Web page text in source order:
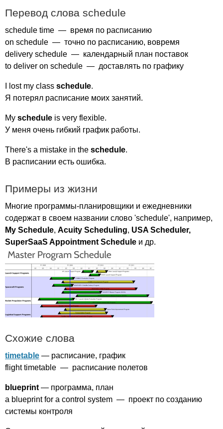
Перевод слова schedule
schedule time — время по расписанию
on schedule — точно по расписанию, вовремя
delivery schedule — календарный план поставок
to deliver on schedule — доставлять по графику
lost my class schedule.
Я потерял расписание моих занятий.
My schedule is very flexible.
У меня очень гибкий график работы.
There's a mistake in the schedule.
В расписании есть ошибка.
Примеры из жизни
Многие программы-планировщики и ежедневники
содержат в своем названии слово 'schedule', например,
My Schedule, Acuity Scheduling, USA Scheduler,
SuperSaaS Appointment Schedule и др.
Схожие слова
timetable — расписание, график
flight timetable — расписание полетов
blueprint — программа, план
a blueprint for a control system — проект по созданию
системы контроля